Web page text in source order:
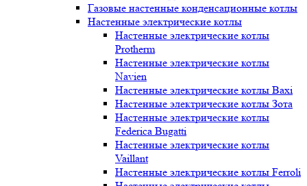
Газовые настенные конденсационные котлы
Настенные электрические котлы
Настенные электрические котлы
Protherm
Настенные электрические котлы
Navien
Настенные электрические котлы Baxi
Настенные электрические котлы Зота
Настенные электрические котлы
Federica Bugatti
Настенные электрические котлы
Vaillant
Настенные электрические котлы Ferroli